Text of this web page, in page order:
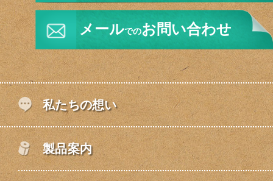
メールでのお問い合わせ
私たちの想い
製品案内